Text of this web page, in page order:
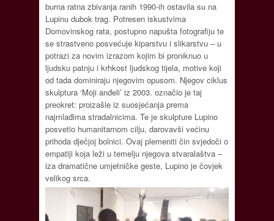
burna ratna zbivanja ranih 1990-ih ostavila su na
Lupinu dubok trag. Potresen iskustvima
Domovinskog rata, postupno napušta fotografiju te
se strastveno posvećuje kiparstvu i slikarstvu – u
potrazi za novim izrazom kojim bi proniknuo u
ljudsku patnju i krhkost ljudskog tijela, motive koji
od tada dominiraju njegovim opusom. Njegov ciklus
skulptura ‘Moji anđeli’ iz 2003. označio je taj
preokret: proizašle iz suosjećanja prema
najmlađima stradalnicima. Te je skulpture Lupino
posvetio humanitarnom cilju, darovavši većinu
prihoda dječjoj bolnici. Ovaj plemeniti čin svjedoči o
empatiji koja leži u temelju njegova stvaralaštva –
iza dramatične umjetničke geste, Lupino je čovjek
velikog srca.